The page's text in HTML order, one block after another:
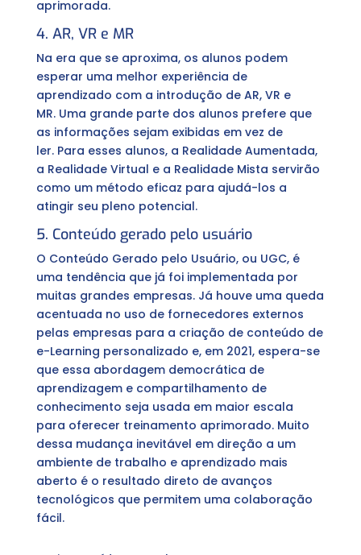
aprimorada.
4. AR, VR e MR
Na era que se aproxima, os alunos podem
esperar uma melhor experiência de
aprendizado com a introdução de AR, VR e
MR. Uma grande parte dos alunos prefere que
as informações sejam exibidas em vez de
ler. Para esses alunos, a Realidade Aumentada,
a Realidade Virtual e a Realidade Mista servirão
como um método eficaz para ajudá-los a
atingir seu pleno potencial.
5. Conteúdo gerado pelo usuário
O Conteúdo Gerado pelo Usuário, ou UGC, é
uma tendência que já foi implementada por
muitas grandes empresas. Já houve uma queda
acentuada no uso de fornecedores externos
pelas empresas para a criação de conteúdo de
e-Learning personalizado e, em 2021, espera-se
que essa abordagem democrática de
aprendizagem e compartilhamento de
conhecimento seja usada em maior escala
para oferecer treinamento aprimorado. Muito
dessa mudança inevitável em direção a um
ambiente de trabalho e aprendizado mais
aberto é o resultado direto de avanços
tecnológicos que permitem uma colaboração
fácil.